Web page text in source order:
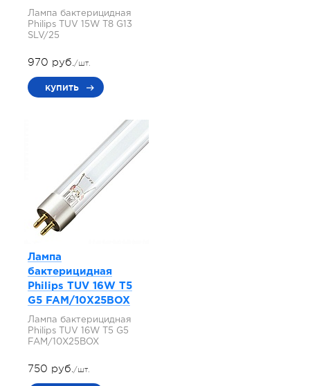
Лампа бактерицидная
Philips TUV 15W T8 G13
SLV/25
970 руб./шт.
купить
Лампа
бактерицидная
Philips TUV 16W T5
G5 FAM/10X25BOX
Лампа бактерицидная
Philips TUV 16W T5 G5
FAM/10X25BOX
750 руб./шт.